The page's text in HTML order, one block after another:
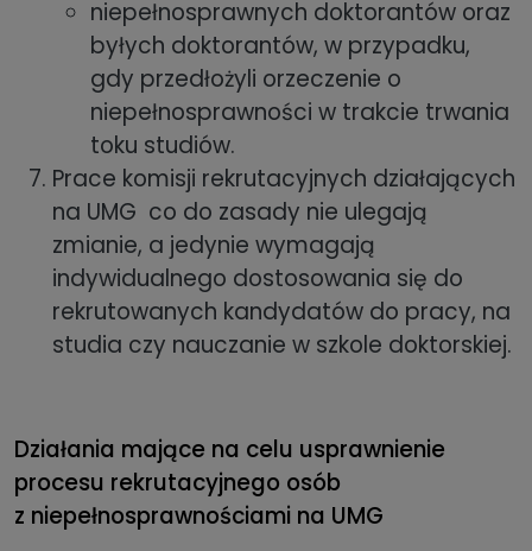
niepełnosprawnych doktorantów oraz
byłych doktorantów, w przypadku,
gdy przedłożyli orzeczenie o
niepełnosprawności w trakcie trwania
toku studiów.
Prace komisji rekrutacyjnych działających
na UMG co do zasady nie ulegają
zmianie, a jedynie wymagają
indywidualnego dostosowania się do
rekrutowanych kandydatów do pracy, na
studia czy nauczanie w szkole doktorskiej.
Działania mające na celu usprawnienie
procesu rekrutacyjnego osób
z niepełnosprawnościami na UMG